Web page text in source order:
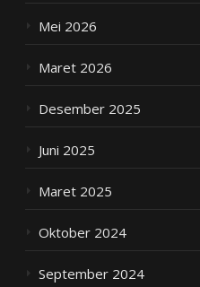
Mei 2026
Maret 2026
Desember 2025
Juni 2025
Maret 2025
Oktober 2024
September 2024